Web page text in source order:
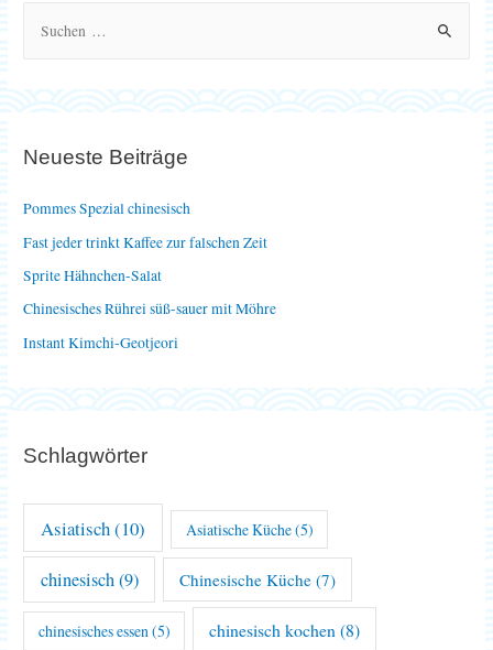
n
c
h
:
Neueste Beiträge
Pommes Spezial chinesisch
Fast jeder trinkt Kaffee zur falschen Zeit
Sprite Hähnchen-Salat
Chinesisches Rührei süß-sauer mit Möhre
Instant Kimchi-Geotjeori
Schlagwörter
Asiatisch(10) Asiatische Küche(5)
chinesisch(9) Chinesische Küche (7)
chinesisches essen(5) chinesisch kochen (8)